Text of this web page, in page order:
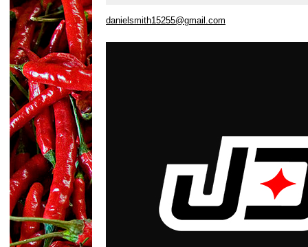
danielsmith15255@gmail.com